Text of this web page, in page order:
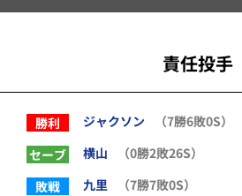
責任投手
勝利 ジャクソン
（7勝6敗0S）
セーブ
横山
（0勝2敗26S）
敗戦
九里 （7勝7敗0S）